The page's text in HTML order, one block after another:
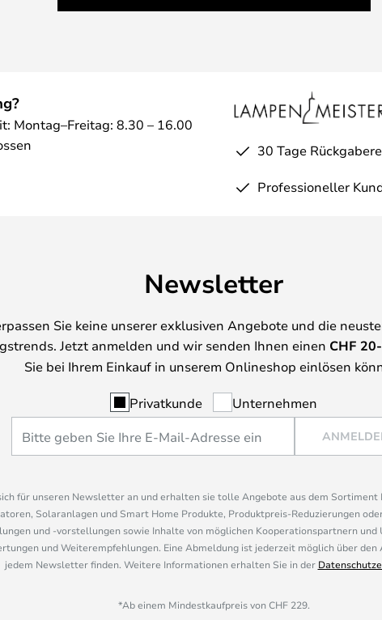
Montag–Freitag: 8.30 – 16.00
30 Tage
Professioneller
Newsletter
Sie keine unserer exklusiven Angebote und die
Jetzt anmelden und wir senden Ihnen einen CHF
Sie bei Ihrem Einkauf in unserem Onlineshop einlösen
Privatkunde Unternehmen
für unseren Newsletter an und erhalten sie tolle Angebote aus dem Sortiment
Solaranlagen und Smart Home Produkte, Produktpreis-Reduzierungen
und -vorstellungen sowie Inhalte von möglichen Kooperationspartnern und
und Weiterempfehlungen. Eine Abmeldung ist jederzeit möglich über den
jedem Newsletter finden. Weitere Informationen erhalten Sie in der
*Ab einem Mindestkaufpreis von CHF 229.